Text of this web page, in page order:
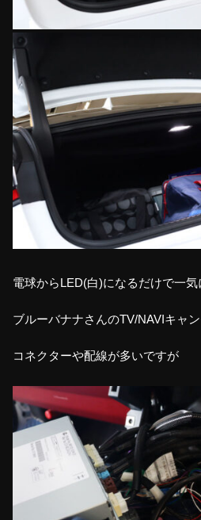
電球からLED(白)になるだけで一気
ブルーバナナさんのTV/NAVIキャ
コネクターや配線が多いですが